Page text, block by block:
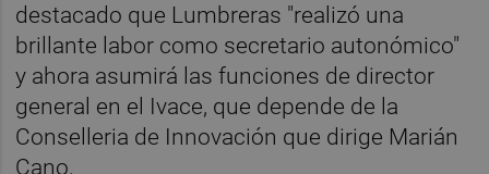
destacado que Lumbreras "realizó una
brillante labor como secretario autonómico"
y ahora asumirá las funciones de director
general en el Ivace, que depende de la
Conselleria de Innovación que dirige Marián
Cano.